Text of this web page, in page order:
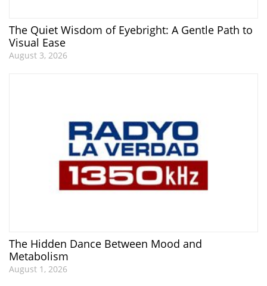
The Quiet Wisdom of Eyebright: A Gentle Path to
Visual Ease
August 3, 2026
The Hidden Dance Between Mood and
Metabolism
August 1, 2026